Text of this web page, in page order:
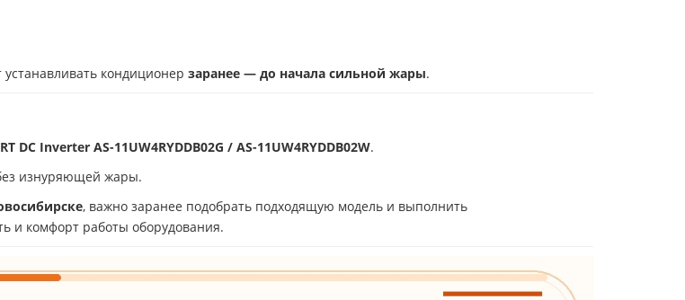
кондиционер заранее — до начала сильной жары.
DC Inverter AS-11UW4RYDDB02G / AS-11UW4RYDDB02W.
изнуряющей жары.
, важно заранее подобрать подходящую модель и выполнить
и комфорт работы оборудования.